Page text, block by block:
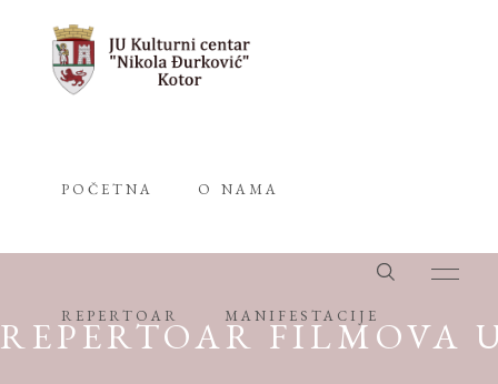
POČETNA O NAMA
REPERTOAR MANIFESTACIJE
REPERTOAR FILMOVA